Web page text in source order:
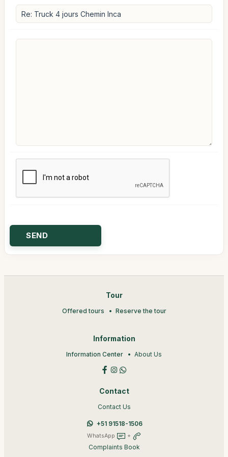
Tour
Offered tours Reserve the tour
Information
Information Center About Us
Contact
Contact Us
+51 91518-1506
WhatsApp +
Complaints Book